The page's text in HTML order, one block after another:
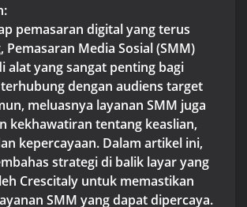
pemasaran digital yang terus
Pemasaran Media Sosial (SMM)
alat yang sangat penting bagi
dengan audiens target
meluasnya layanan SMM juga
kekhawatiran tentang keaslian,
kepercayaan. Dalam artikel ini,
strategi di balik layar yang
Crescitaly untuk memastikan
SMM yang dapat dipercaya.